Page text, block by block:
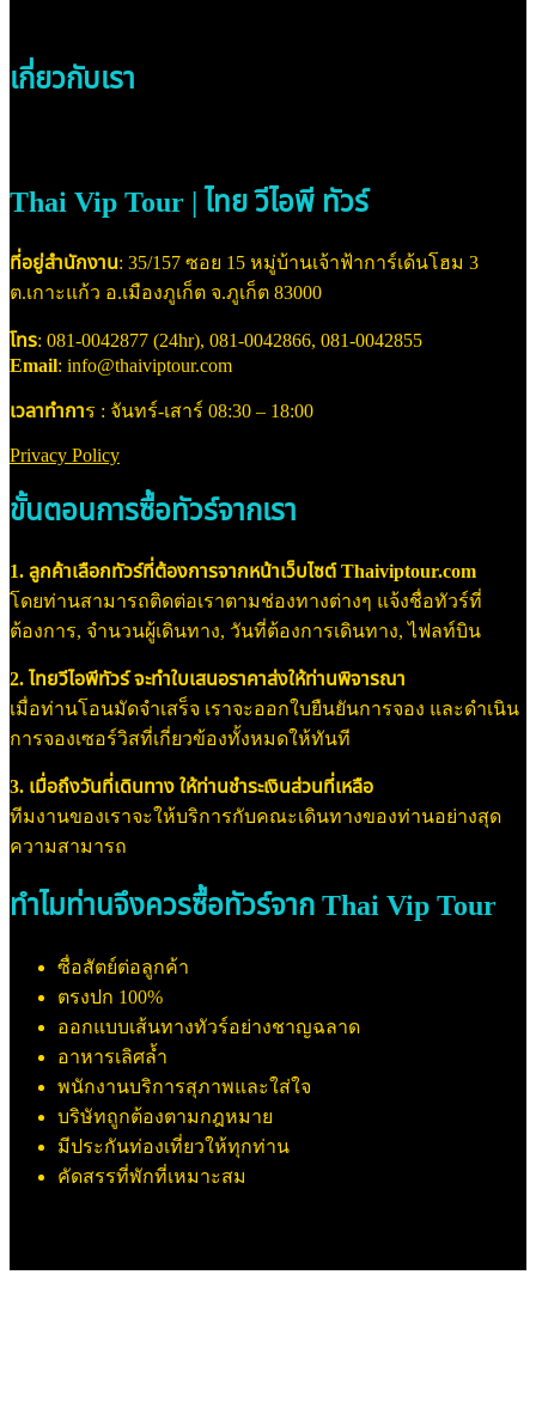
เกี่ยวกับเรา
Thai Vip Tour | ไทย วีไอพี ทัวร์
ที่อยู่สำนักงาน: 35/157 ซอย 15 หมู่บ้านเจ้าฟ้าการ์เด้นโฮม 3
ต.เกาะแก้ว อ.เมืองภูเก็ต จ.ภูเก็ต 83000
โทร: 081-0042877 (24hr), 081-0042866, 081-0042855
Email: info@thaiviptour.com
เวลาทำการ : จันทร์-เสาร์ 08:30 – 18:00
Privacy Policy
ขั้นตอนการซื้อทัวร์จากเรา
1. ลูกค้าเลือกทัวร์ที่ต้องการจากหน้าเว็บไซต์ Thaiviptour.com
โดยท่านสามารถติดต่อเราตามช่องทางต่างๆ แจ้งชื่อทัวร์ที่
ต้องการ, จำนวนผู้เดินทาง, วันที่ต้องการเดินทาง, ไฟลท์บิน
2. ไทยวีไอพีทัวร์ จะทำใบเสนอราคาส่งให้ท่านพิจารณา
เมื่อท่านโอนมัดจำเสร็จ เราจะออกใบยืนยันการจอง และดำเนิน
การจองเซอร์วิสที่เกี่ยวข้องทั้งหมดให้ทันที
3. เมื่อถึงวันที่เดินทาง ให้ท่านชำระเงินส่วนที่เหลือ
ทีมงานของเราจะให้บริการกับคณะเดินทางของท่านอย่างสุด
ความสามารถ
ทำไมท่านจึงควรซื้อทัวร์จาก Thai Vip Tour
ซื่อสัตย์ต่อลูกค้า
ตรงปก 100%
ออกแบบเส้นทางทัวร์อย่างชาญฉลาด
อาหารเลิศล้ำ
พนักงานบริการสุภาพและใส่ใจ
บริษัทถูกต้องตามกฎหมาย
มีประกันท่องเที่ยวให้ทุกท่าน
คัดสรรที่พักที่เหมาะสม